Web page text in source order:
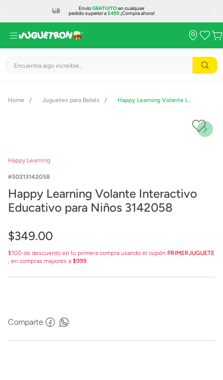
EnvíoGRATUITOen cualquier
pedido superior a$499¡Compra ahora!
Encuentra algo increíble...
Juguetes para Bebés Happy Learning Volante Interactivo Educativo para Niños 3142058
Happy Learning
50213142058
Happy Learning Volante Interactivo
Educativo para Niños 3142058
$349.00
$100 de descuento en tu primera compra usando el cupón PRIMERJUGUETE
, en compras mayores a $999.
Comparte